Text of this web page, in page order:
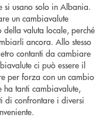
si usano solo in Albania.
un cambiavalute
valuta locale, perché
ancora. Allo stesso
contanti da cambiare
ci può essere il
per forza con un cambio
ha tanti cambiavalute,
di confrontare i diversi